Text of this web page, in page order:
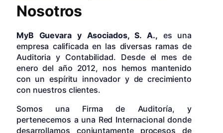
Nosotros
MyB Guevara y Asociados, S. A., es una
empresa calificada en las diversas ramas de
Auditoria y Contabilidad. Desde el mes de
enero del año 2012, nos hemos mantenido
con un espíritu innovador y de crecimiento
con nuestros clientes.
Somos una Firma de Auditoría, y
pertenecemos a una Red Internacional donde
desarrollamos conjuntamente procesos de